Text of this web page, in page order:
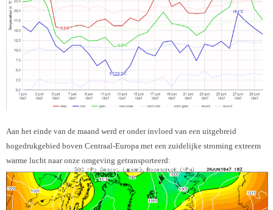
Aan het einde van de maand werd er onder invloed van een uitgebreid
hogedrukgebied boven Centraal-Europa met een zuidelijke stroming extreem
warme lucht naar onze omgeving getransporteerd: